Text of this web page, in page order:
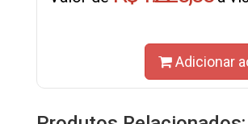
Adicionar